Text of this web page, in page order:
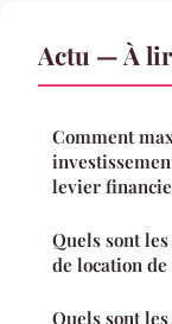
Actu — À
Comment
levier
Quels sont
de location
Quels sont